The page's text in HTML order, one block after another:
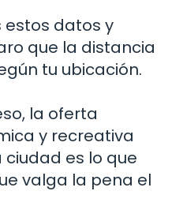
estos datos y
que la distancia
tu ubicación.
la oferta
y recreativa
es lo que
valga la pena el